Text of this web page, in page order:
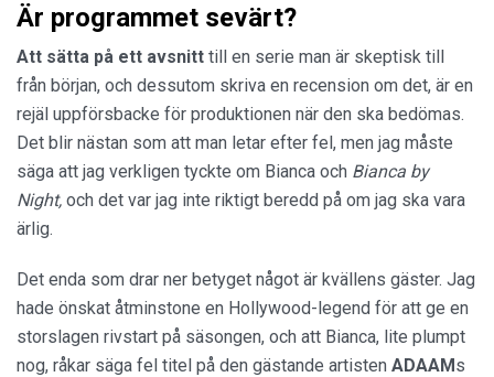
Är programmet sevärt?
Att sätta på ett avsnitt till en serie man är skeptisk till
från början, och dessutom skriva en recension om det, är en
rejäl uppförsbacke för produktionen när den ska bedömas.
Det blir nästan som att man letar efter fel, men jag måste
säga att jag verkligen tyckte om Bianca och Bianca by
Night, och det var jag inte riktigt beredd på om jag ska vara
ärlig.
Det enda som drar ner betyget något är kvällens gäster. Jag
hade önskat åtminstone en Hollywood-legend för att ge en
storslagen rivstart på säsongen, och att Bianca, lite plumpt
nog, råkar säga fel titel på den gästande artisten ADAAMs